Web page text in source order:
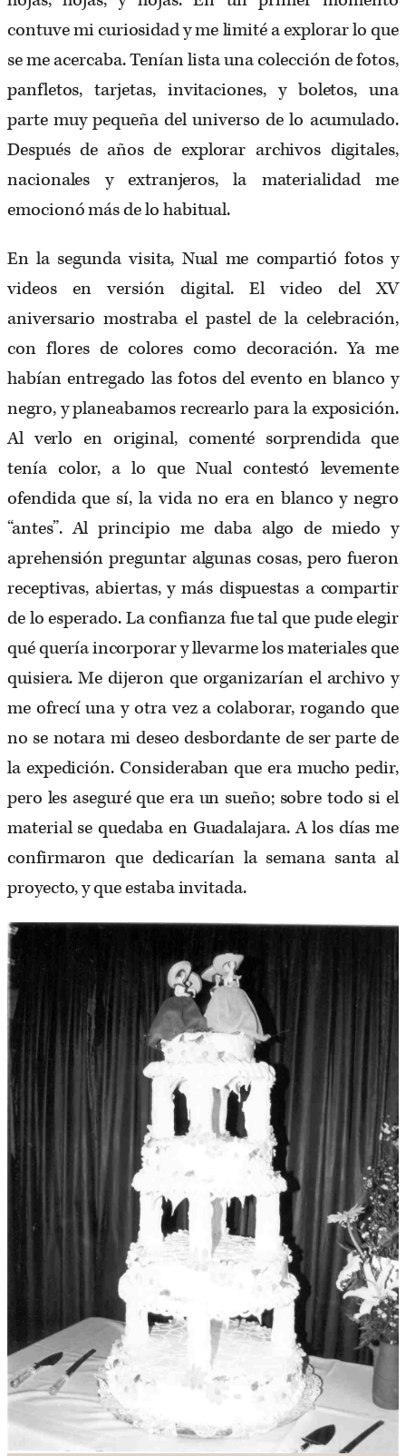
contuve mi curiosidad y me limité a explorar lo que
se me acercaba. Tenían lista una colección de fotos,
panfletos, tarjetas, invitaciones, y boletos, una
parte muy pequeña del universo de lo acumulado.
Después de años de explorar archivos digitales,
nacionales y extranjeros, la materialidad me
emocionó más de lo habitual.
En la segunda visita, Nual me compartió fotos y
videos en versión digital. El video del XV
aniversario mostraba el pastel de la celebración,
con flores de colores como decoración. Ya me
habían entregado las fotos del evento en blanco y
negro, y planeabamos recrearlo para la exposición.
Al verlo en original, comenté sorprendida que
tenía color, a lo que Nual contestó levemente
ofendida que sí, la vida no era en blanco y negro
“antes”. Al principio me daba algo de miedo y
aprehensión preguntar algunas cosas, pero fueron
receptivas, abiertas, y más dispuestas a compartir
de lo esperado. La confianza fue tal que pude elegir
qué quería incorporar y llevarme los materiales que
quisiera. Me dijeron que organizarían el archivo y
me ofrecí una y otra vez a colaborar, rogando que
no se notara mi deseo desbordante de ser parte de
la expedición. Consideraban que era mucho pedir,
pero les aseguré que era un sueño; sobre todo si el
material se quedaba en Guadalajara. A los días me
confirmaron que dedicarían la semana santa al
proyecto, y que estaba invitada.